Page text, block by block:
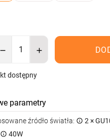
dostępny
parametry
źródło światła:
2 ×
40W